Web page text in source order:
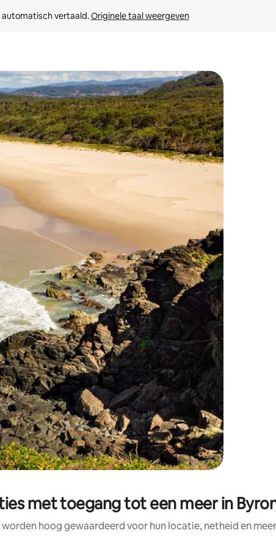
vertaald. Originele taal weergeven
omhoog en omlaag, óf door te tikken of swipen.
met toegang tot een meer in
hoog gewaardeerd voor hun locatie, netheid en